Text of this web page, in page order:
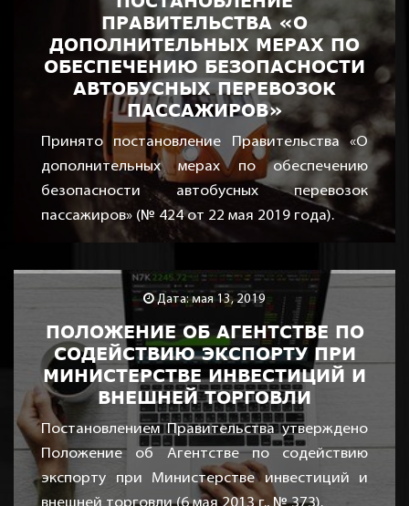
ПРАВИТЕЛЬСТВА «О
ДОПОЛНИТЕЛЬНЫХ МЕРАХ ПО
ОБЕСПЕЧЕНИЮ БЕЗОПАСНОСТИ
АВТОБУСНЫХ ПЕРЕВОЗОК
ПАССАЖИРОВ»
Принято постановление Правительства «О
дополнительных мерах по обеспечению
безопасности автобусных перевозок
пассажиров» (№ 424 от 22 мая 2019 года).
Дата: мая 13, 2019
ПОЛОЖЕНИЕ ОБ АГЕНТСТВЕ ПО
СОДЕЙСТВИЮ ЭКСПОРТУ ПРИ
МИНИСТЕРСТВЕ ИНВЕСТИЦИЙ И
ВНЕШНЕЙ ТОРГОВЛИ
Постановлением Правительства утверждено
Положение об Агентстве по содействию
экспорту при Министерстве инвестиций и